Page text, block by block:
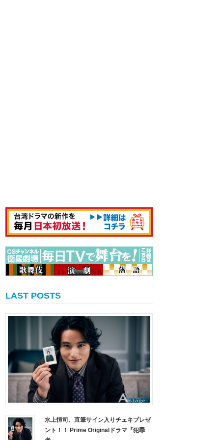
LAST POSTS
水上恒司、直筆サイン入りチェキプレゼ
ント！！ Prime Originalドラマ『犯罪